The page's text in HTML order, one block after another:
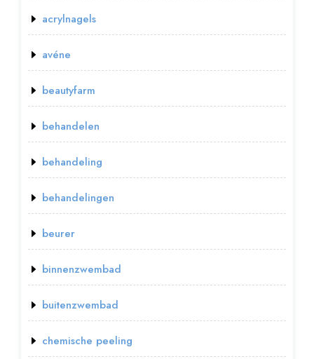
acrylnagels
avéne
beautyfarm
behandelen
behandeling
behandelingen
beurer
binnenzwembad
buitenzwembad
chemische peeling